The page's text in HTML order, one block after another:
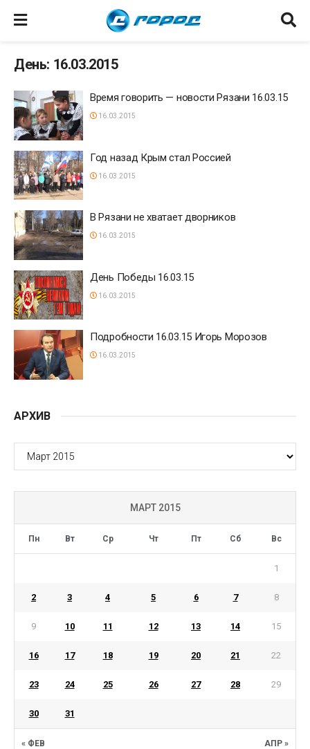
День: 16.03.2015
Время говорить — новости Рязани 16.03.15
16.03.2015
Год назад Крым стал Россией
16.03.2015
В Рязани не хватает дворников
16.03.2015
День Победы 16.03.15
16.03.2015
Подробности 16.03.15 Игорь Морозов
16.03.2015
АРХИВ
АРХИВ
МАРТ 2015
Пн Вт Ср Чт Пт Сб Вс
« ФЕВ АПР »
1
2 3 4 5 6 7 8
9 10 11 12 13 14 15
16 17 18 19 20 21 22
23 24 25 26 27 28 29
30 31